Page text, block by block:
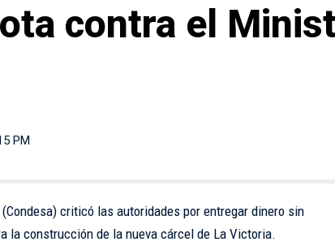
contra el
PM
criticó las autoridades por entregar dinero sin
la construcción de la nueva cárcel de La Victoria.